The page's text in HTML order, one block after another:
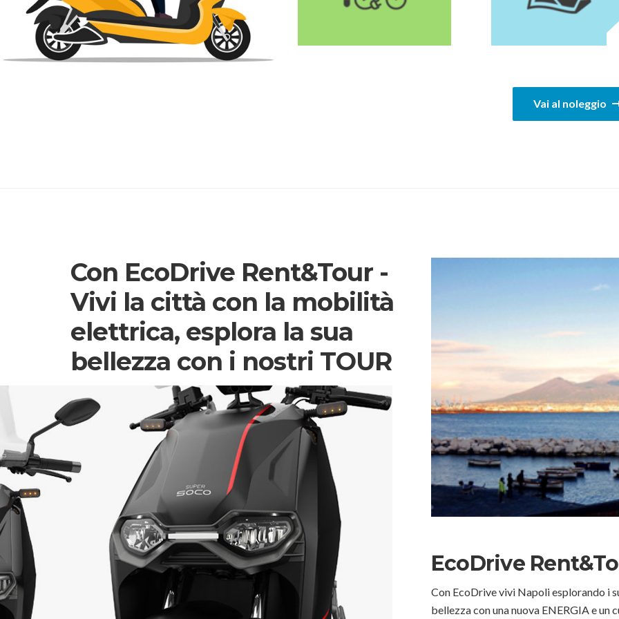
Vai al noleggio
Con EcoDrive Rent&Tour -
Vivi la città con la mobilità
elettrica, esplora la sua
bellezza con i nostri TOUR
EcoDrive
Con EcoDrive vivi Napoli esplorando i
bellezza con una nuova ENERGIA e un